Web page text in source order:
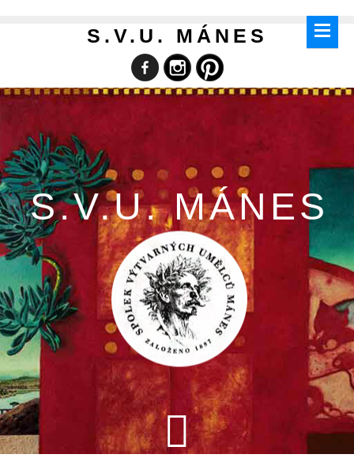
S.V.U. MÁNES
S.V.U. MÁNES